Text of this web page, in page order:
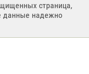
страница,
данные надежно